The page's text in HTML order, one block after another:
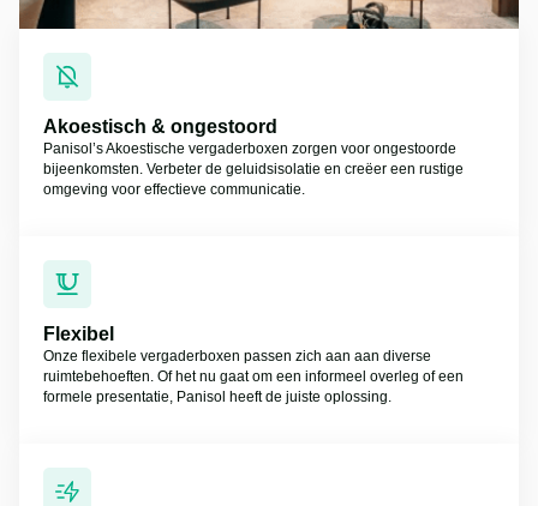
Akoestisch & ongestoord
Panisol’s Akoestische vergaderboxen zorgen voor ongestoorde
bijeenkomsten. Verbeter de geluidsisolatie en creëer een rustige
omgeving voor effectieve communicatie.
Flexibel
Onze flexibele vergaderboxen passen zich aan aan diverse
ruimtebehoeften. Of het nu gaat om een informeel overleg of een
formele presentatie, Panisol heeft de juiste oplossing.